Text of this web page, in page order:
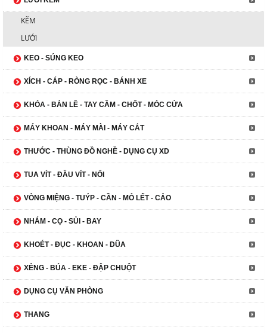
KẼM
LƯỚI
KEO - SÚNG KEO
XÍCH - CÁP - RÒNG RỌC - BÁNH XE
KHÓA - BẢN LỀ - TAY CẦM - CHỐT - MÓC CỬA
MÁY KHOAN - MÁY MÀI - MÁY CẮT
THƯỚC - THÙNG ĐỒ NGHỀ - DỤNG CỤ XD
TUA VÍT - ĐẦU VÍT - NỐI
VÒNG MIỆNG - TUÝP - CẦN - MỎ LẾT - CẢO
NHÁM - CỌ - SỦI - BAY
KHOÉT - ĐỤC - KHOAN - DŨA
XẺNG - BÚA - EKE - ĐẬP CHUỘT
DỤNG CỤ VĂN PHÒNG
THANG